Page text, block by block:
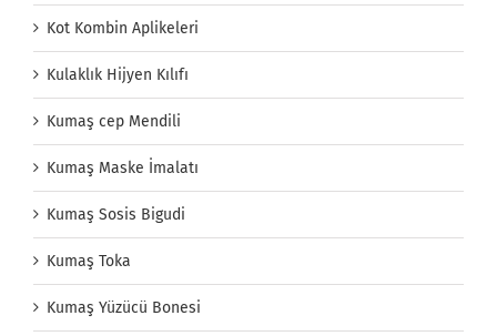
Kot Kombin Aplikeleri
Kulaklık Hijyen Kılıfı
Kumaş cep Mendili
Kumaş Maske İmalatı
Kumaş Sosis Bigudi
Kumaş Toka
Kumaş Yüzücü Bonesi